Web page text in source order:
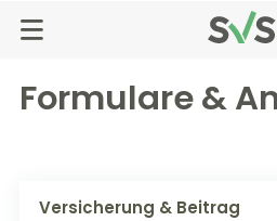
Seiteninhalt
springen
Navigation
springen
Startseite Formulare & Anträge
Formulare &
Versicherung & Beitrag